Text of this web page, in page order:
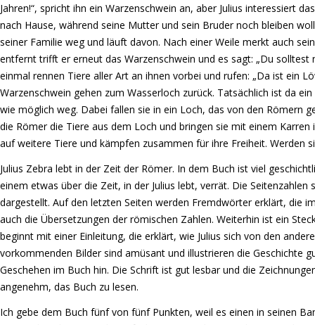
Jahren!“, spricht ihn ein Warzenschwein an, aber Julius interessiert
nach Hause, während seine Mutter und sein Bruder noch bleiben
seiner Familie weg und läuft davon. Nach einer Weile merkt auch
entfernt trifft er erneut das Warzenschwein und es sagt: „Du solltest
einmal rennen Tiere aller Art an ihnen vorbei und rufen: „Da ist ein
Warzenschwein gehen zum Wasserloch zurück. Tatsächlich ist da
wie möglich weg. Dabei fallen sie in ein Loch, das von den Römern
die Römer die Tiere aus dem Loch und bringen sie mit einem
auf weitere Tiere und kämpfen zusammen für ihre Freiheit. Werden
Julius Zebra lebt in der Zeit der Römer. In dem Buch ist viel
einem etwas über die Zeit, in der Julius lebt, verrät. Die Seitenzahlen
dargestellt. Auf den letzten Seiten werden Fremdwörter erklärt, die
auch die Übersetzungen der römischen Zahlen. Weiterhin ist ein
beginnt mit einer Einleitung, die erklärt, wie Julius sich von den
vorkommenden Bilder sind amüsant und illustrieren die Geschichte
Geschehen im Buch hin. Die Schrift ist gut lesbar und die
angenehm, das Buch zu lesen.
Ich gebe dem Buch fünf von fünf Punkten, weil es einen in seinen